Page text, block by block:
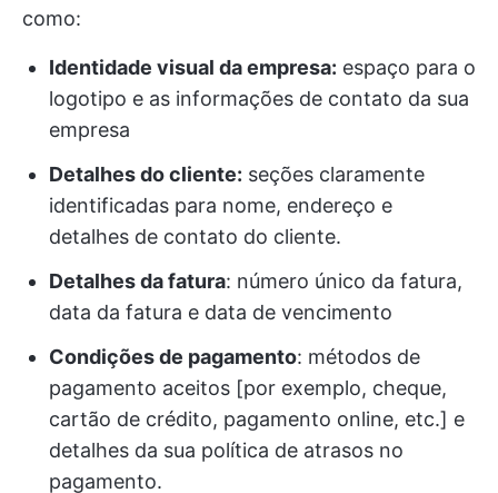
como:
Identidade visual da empresa: espaço para o
logotipo e as informações de contato da sua
empresa
Detalhes do cliente: seções claramente
identificadas para nome, endereço e
detalhes de contato do cliente.
Detalhes da fatura: número único da fatura,
data da fatura e data de vencimento
Condições de pagamento: métodos de
pagamento aceitos [por exemplo, cheque,
cartão de crédito, pagamento online, etc.] e
detalhes da sua política de atrasos no
pagamento.